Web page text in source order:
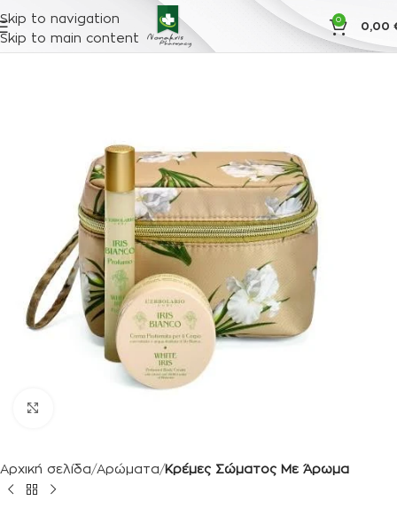
Skip to navigation
Skip to main content
0
0,00
Αρχική σελίδα Αρώματα Κρέμες Σώματος Με Άρωμα